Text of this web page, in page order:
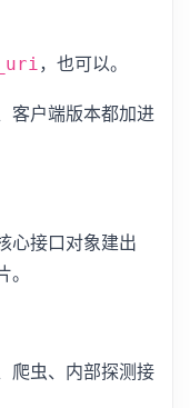
，也可以。
客户端版本都加进
心接口对象建出
爬虫、内部探测接